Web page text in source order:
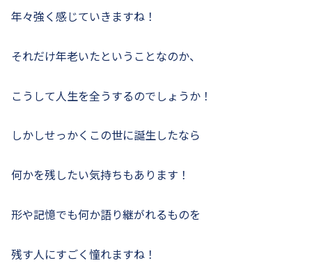
年々強く感じていきますね！
それだけ年老いたということなのか、
こうして人生を全うするのでしょうか！
しかしせっかくこの世に誕生したなら
何かを残したい気持ちもあります！
形や記憶でも何か語り継がれるものを
残す人にすごく憧れますね！